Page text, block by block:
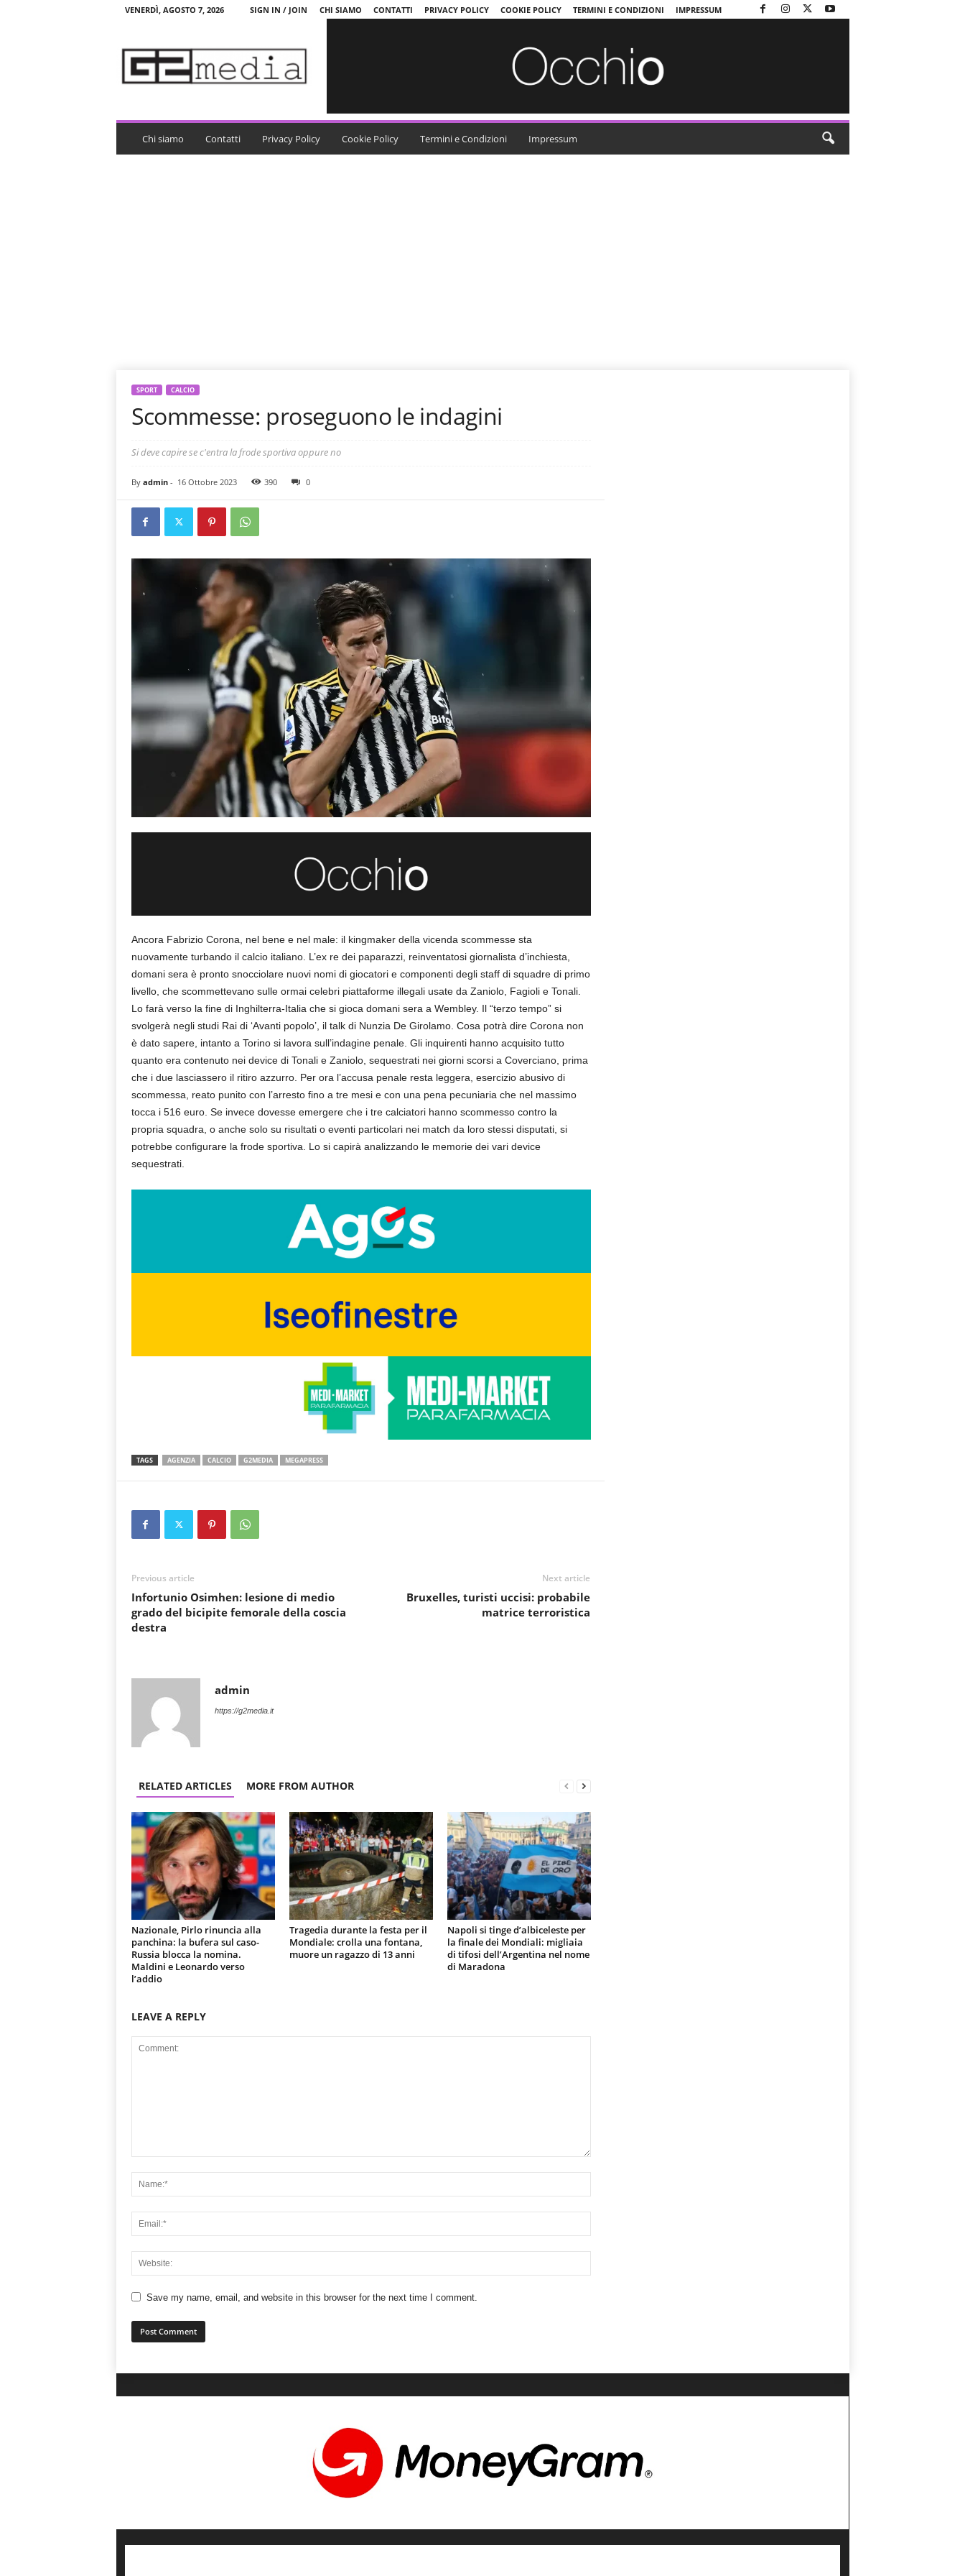
VENERDÌ, AGOSTO 7, 2026 SIGN IN / JOIN CHI SIAMO CONTATTI PRIVACY POLICY COOKIE POLICY TERMINI E CONDIZIONI IMPRESSUM
a
Chi siamo Contatti Privacy Policy Cookie Policy Termini e Condizioni Impressum
SPORT CALCIO
Scommesse: proseguono le indagini
Si deve capire se c'entra la frode sportiva oppure no
By admin- 16 Ottobre 2023 390 0
Ancora Fabrizio Corona, nel bene e nel male: il kingmaker della vicenda scommesse sta
nuovamente turbando il calcio italiano. L’ex re dei paparazzi, reinventatosi giornalista d’inchiesta,
domani sera è pronto snocciolare nuovi nomi di giocatori e componenti degli staff di squadre di primo
livello, che scommettevano sulle ormai celebri piattaforme illegali usate da Zaniolo, Fagioli e Tonali.
Lo farà verso la fine di Inghilterra-Italia che si gioca domani sera a Wembley. Il “terzo tempo” si
svolgerà negli studi Rai di ‘Avanti popolo’, il talk di Nunzia De Girolamo. Cosa potrà dire Corona non
è dato sapere, intanto a Torino si lavora sull’indagine penale. Gli inquirenti hanno acquisito tutto
quanto era contenuto nei device di Tonali e Zaniolo, sequestrati nei giorni scorsi a Coverciano, prima
che i due lasciassero il ritiro azzurro. Per ora l’accusa penale resta leggera, esercizio abusivo di
scommessa, reato punito con l’arresto fino a tre mesi e con una pena pecuniaria che nel massimo
tocca i 516 euro. Se invece dovesse emergere che i tre calciatori hanno scommesso contro la
propria squadra, o anche solo su risultati o eventi particolari nei match da loro stessi disputati, si
potrebbe configurare la frode sportiva. Lo si capirà analizzando le memorie dei vari device
sequestrati.
TAGS AGENZIA CALCIO G2MEDIA MEGAPRESS
Previous article
Infortunio Osimhen: lesione di medio
grado del bicipite femorale della coscia
destra
Next article
Bruxelles, turisti uccisi: probabile
matrice terroristica
admin
https://g2media.it
RELATED ARTICLES MORE FROM AUTHOR
Nazionale, Pirlo rinuncia alla
panchina: la bufera sul caso-
Russia blocca la nomina.
Maldini e Leonardo verso
l’addio
Tragedia durante la festa per il
Mondiale: crolla una fontana,
muore un ragazzo di 13 anni
Napoli si tinge d’albiceleste per
la finale dei Mondiali: migliaia
di tifosi dell’Argentina nel nome
di Maradona
LEAVE A REPLY
Save my name, email, and website in this browser for the next time I comment.